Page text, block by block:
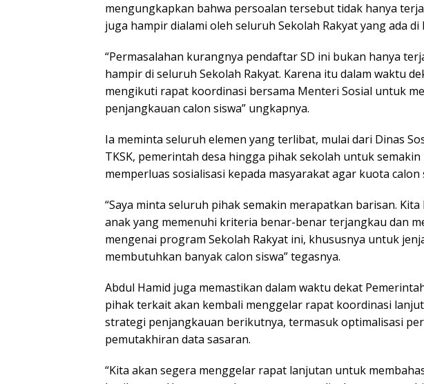
mengungkapkan bahwa persoalan tersebut tidak hanya
juga hampir dialami oleh seluruh Sekolah Rakyat yang ada di
“Permasalahan kurangnya pendaftar SD ini bukan hanya
hampir di seluruh Sekolah Rakyat. Karena itu dalam waktu
mengikuti rapat koordinasi bersama Menteri Sosial untuk
penjangkauan calon siswa” ungkapnya.
Ia meminta seluruh elemen yang terlibat, mulai dari Dinas
TKSK, pemerintah desa hingga pihak sekolah untuk
memperluas sosialisasi kepada masyarakat agar kuota
“Saya minta seluruh pihak semakin merapatkan barisan.
anak yang memenuhi kriteria benar-benar terjangkau dan
mengenai program Sekolah Rakyat ini, khususnya untuk
membutuhkan banyak calon siswa” tegasnya.
Abdul Hamid juga memastikan dalam waktu dekat
pihak terkait akan kembali menggelar rapat koordinasi
strategi penjangkauan berikutnya, termasuk optimalisasi
pemutakhiran data sasaran.
“Kita akan segera menggelar rapat lanjutan untuk